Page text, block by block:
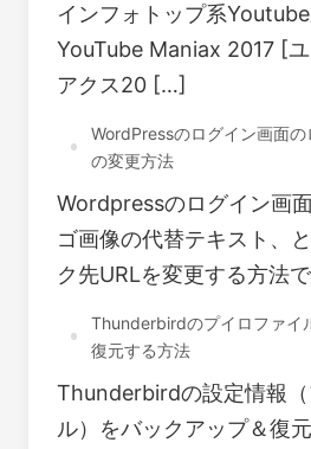
インフォトップ系
YouTube Maniax 2017 [
アクス20 […]
WordPressのログイン画面
の変更方法
Wordpressのログイン画
ゴ画像の代替テキスト、
ク先URLを変更する方法
Thunderbirdのプイロファイ
復元する方法
Thunderbirdの設定情報（
ル）をバックアップ＆復